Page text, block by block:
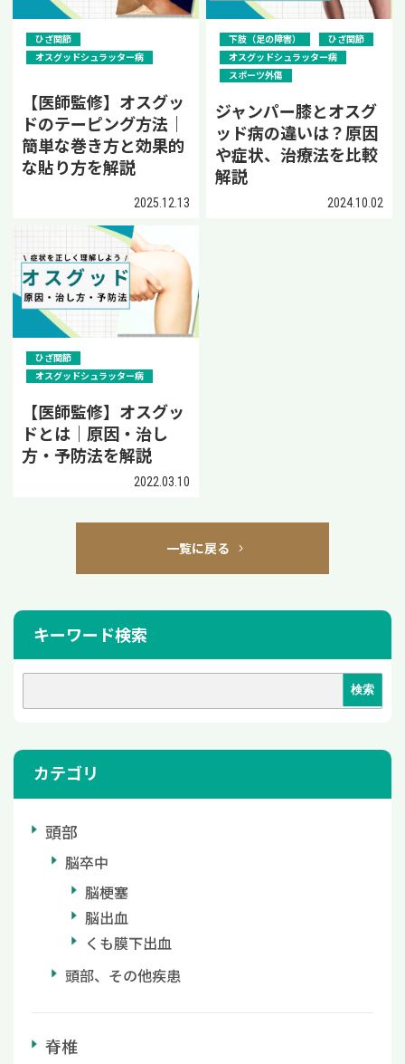
ひざ関節
オスグッドシュラッター病
【医師監修】オスグッ
ドのテーピング方法｜
簡単な巻き方と効果的
な貼り方を解説
2025.12.13
下肢（足の障害）
ひざ関節
オスグッドシュラッター病
スポーツ外傷
ジャンパー膝とオスグ
ッド病の違いは？原因
や症状、治療法を比較
解説
2024.10.02
ひざ関節
オスグッドシュラッター病
【医師監修】オスグッ
ドとは｜原因・治し
方・予防法を解説
2022.03.10
一覧に戻る
キーワード検索
カテゴリ
頭部
脳卒中
脳梗塞
脳出血
くも膜下出血
頭部、その他疾患
脊椎